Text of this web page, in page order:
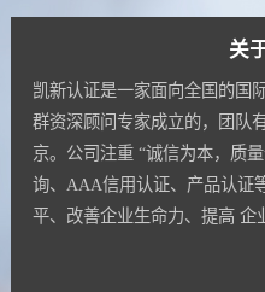
关
凯新认证是一家面向全国的国
群资深顾问专家成立的，团队
京。公司注重 “诚信为本，质
询、AAA信用认证、产品认证
平、改善企业生命力、提高 企